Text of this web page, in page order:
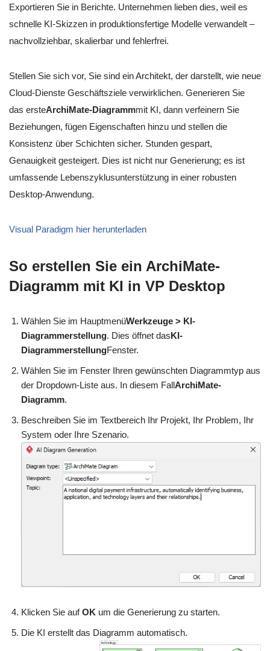
Exportieren Sie in Berichte. Unternehmen lieben dies, weil es
schnelle KI-Skizzen in produktionsfertige Modelle verwandelt –
nachvollziehbar, skalierbar und fehlerfrei.
Stellen Sie sich vor, Sie sind ein Architekt, der darstellt, wie neue
Cloud-Dienste Geschäftsziele verwirklichen. Generieren Sie
das ersteArchiMate-Diagrammmit KI, dann verfeinern Sie
Beziehungen, fügen Eigenschaften hinzu und stellen die
Konsistenz über Schichten sicher. Stunden gespart,
Genauigkeit gesteigert. Dies ist nicht nur Generierung; es ist
umfassende Lebenszyklusunterstützung in einer robusten
Desktop-Anwendung.
Visual Paradigm hier herunterladen
So erstellen Sie ein ArchiMate-
Diagramm mit KI in VP Desktop
Wählen Sie im HauptmenüWerkzeuge > KI-
Diagrammerstellung. Dies öffnet dasKI-
DiagrammerstellungFenster.
Wählen Sie im Fenster Ihren gewünschten Diagrammtyp aus
der Dropdown-Liste aus. In diesem FallArchiMate-
Diagramm.
Beschreiben Sie im Textbereich Ihr Projekt, Ihr Problem, Ihr
System oder Ihre Szenario.
Klicken Sie aufOK um die Generierung zu starten.
Die KI erstellt das Diagramm automatisch.